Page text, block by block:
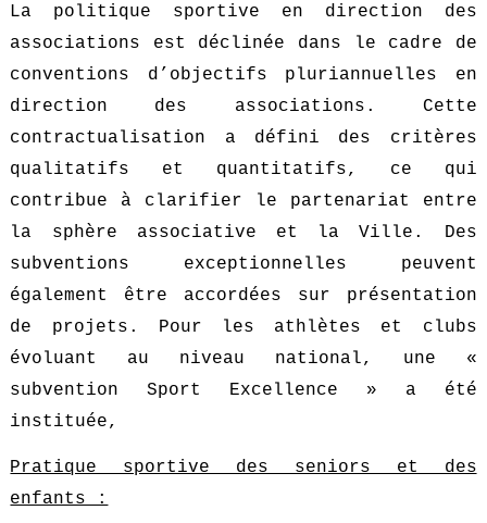
La politique sportive en direction des
associations est déclinée dans le cadre de
conventions d’objectifs pluriannuelles en
direction des associations. Cette
contractualisation a défini des critères
qualitatifs et quantitatifs, ce qui
contribue à clarifier le partenariat entre
la sphère associative et la Ville. Des
subventions exceptionnelles peuvent
également être accordées sur présentation
de projets. Pour les athlètes et clubs
évoluant au niveau national, une «
subvention Sport Excellence » a été
instituée,
Pratique sportive des seniors et des
enfants :